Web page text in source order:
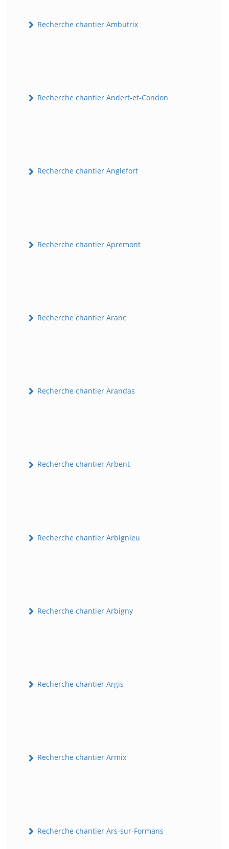
Recherche chantier Ambutrix
Recherche chantier Andert-et-Condon
Recherche chantier Anglefort
Recherche chantier Apremont
Recherche chantier Aranc
Recherche chantier Arandas
Recherche chantier Arbent
Recherche chantier Arbignieu
Recherche chantier Arbigny
Recherche chantier Argis
Recherche chantier Armix
Recherche chantier Ars-sur-Formans